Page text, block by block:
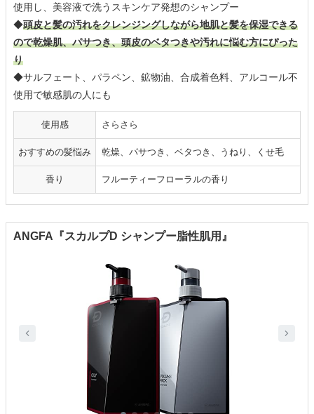
使用し、美容液で洗うスキンケア発想のシャンプー
◆頭皮と髪の汚れをクレンジングしながら地肌と髪を保湿できる
ので乾燥肌、パサつき、頭皮のベタつきや汚れに悩む方にぴった
り
◆サルフェート、パラペン、鉱物油、合成着色料、アルコール不
使用で敏感肌の人にも
使用感 さらさら
おすすめの髪悩み 乾燥、パサつき、ベタつき、うねり、くせ毛
香り フルーティーフローラルの香り
ANGFA『スカルプD シャンプー脂性肌用』